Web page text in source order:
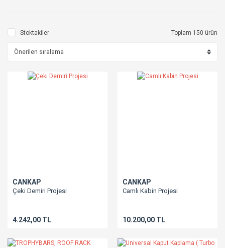
Stoktakiler Toplam 150 ürün
CANKAP
Çeki Demiri Projesi
4.242,00 TL
CANKAP
Camlı Kabin Projesi
10.200,00 TL